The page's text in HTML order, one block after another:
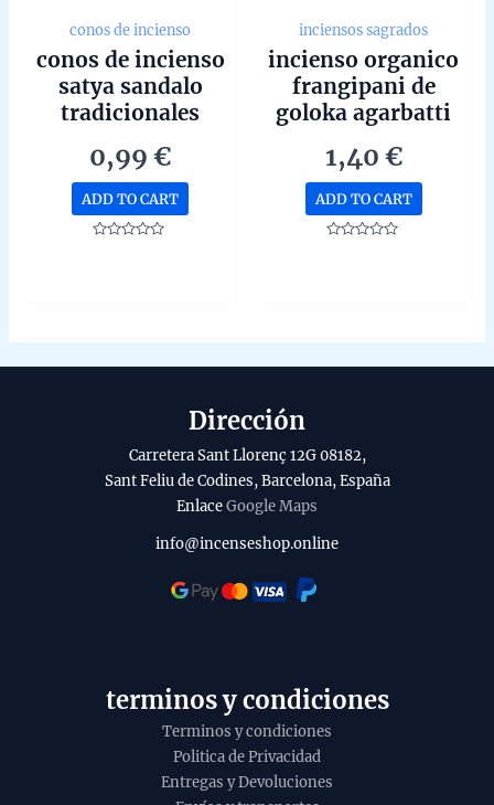
conos de incienso
conos de incienso
satya sandalo
tradicionales
0,99€
ADD TO CART
inciensos sagrados
incienso organico
frangipani de
goloka agarbatti
mano en bangalore
unidad de 15g
1,40 €
ADD TO CART
Dirección
Carretera Sant Llorenç 12G 08182,
Sant Feliu de Codines, Barcelona, España
EnlaceGoogle Maps
info@incenseshop.online
terminos y condiciones
Terminos y condiciones
Politica de Privacidad
Entregas y Devoluciones